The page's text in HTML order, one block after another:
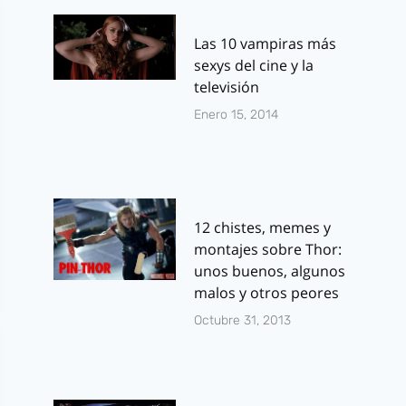
Las 10 vampiras más
sexys del cine y la
televisión
Enero 15, 2014
12 chistes, memes y
montajes sobre Thor:
unos buenos, algunos
malos y otros peores
Octubre 31, 2013